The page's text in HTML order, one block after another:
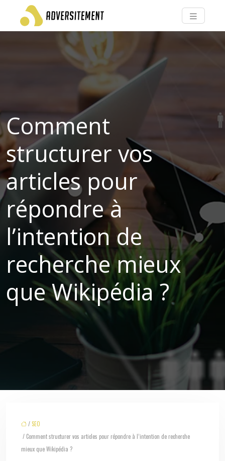
Comment
structurer vos
articles pour
répondre à
l’intention de
recherche mieux
que Wikipédia ?
/ SEO
/ Comment structurer vos articles pour répondre à l’intention de recherche
mieux que Wikipédia ?